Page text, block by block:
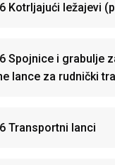
Kotrljajući ležajevi
Spojnice i grabulje
lance za rudnički
Transportni lanci